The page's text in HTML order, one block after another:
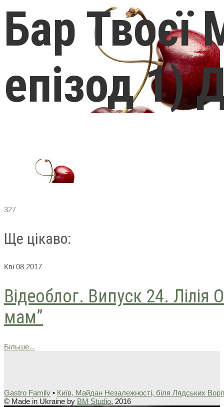
Бар Твоєї
епізод 1)
327
Ще цікаво:
Кві 08 2017
Відеоблог. Випуск 24.
мам”
Більше...
Gastro Family • Київ, Майдан Незалежності, біля Лядських
© Made in Ukraine by BM Studio, 2016